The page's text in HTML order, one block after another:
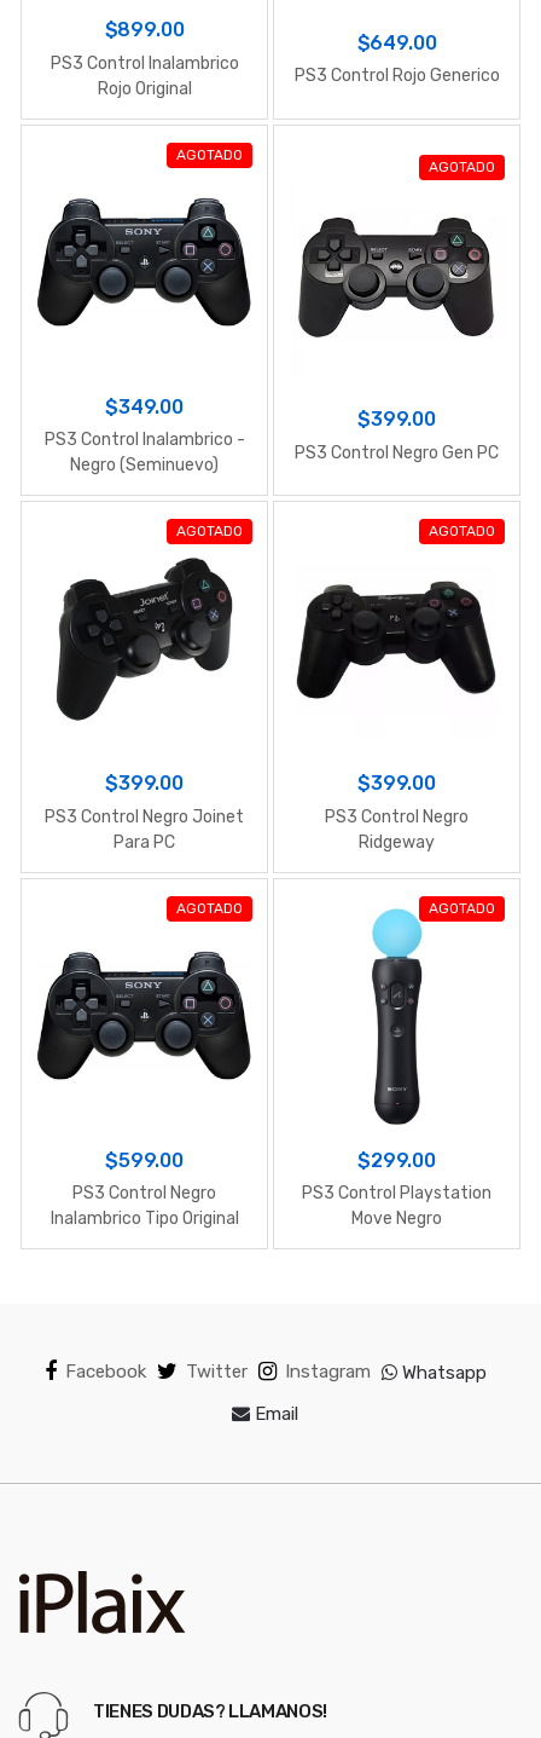
$899.00
PS3 Control Inalambrico
Rojo Original
$649.00
PS3 Control Rojo Generico
AGOTADO
$349.00
PS3 Control Inalambrico -
Negro (Seminuevo)
AGOTADO
$399.00
PS3 Control Negro Gen PC
AGOTADO
$399.00
PS3 Control Negro Joinet
Para PC
AGOTADO
$399.00
PS3 Control Negro
Ridgeway
AGOTADO
$599.00
PS3 Control Negro
Inalambrico Tipo Original
AGOTADO
$299.00
PS3 Control Playstation
Move Negro
Facebook Twitter Instagram
Whatsapp
Email
TIENES DUDAS? LLAMANOS!